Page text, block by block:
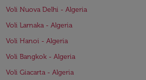
Voli Nuova Delhi - Algeria
Voli Larnaka - Algeria
Voli Hanoi - Algeria
Voli Bangkok - Algeria
Voli Giacarta - Algeria